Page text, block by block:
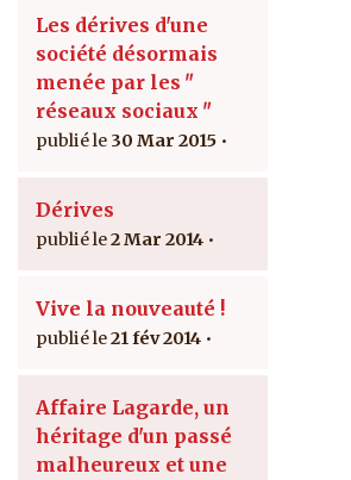
Les dérives d'une
société désormais
menée par les ʺ
réseaux sociaux ʺ
30 Mar 2015
Dérives
2 Mar 2014
Vive la nouveauté !
21 fév 2014
Affaire Lagarde, un
héritage d'un passé
malheureux et une